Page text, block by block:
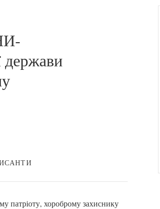
патріоту, хороброму захиснику